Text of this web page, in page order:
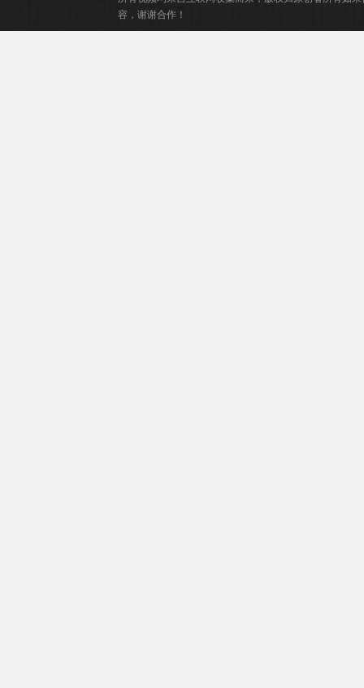
容，谢谢合作！